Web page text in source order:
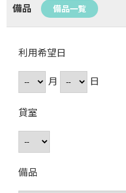
備品 備品一覧
利用希望日
月
日
貸室
備品